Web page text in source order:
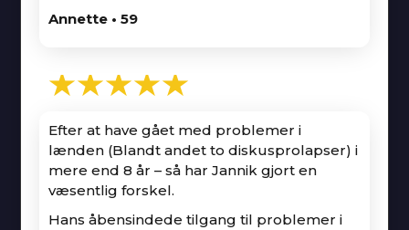
Annette • 59
★★★★★
Efter at have gået med problemer i
lænden (Blandt andet to diskusprolapser) i
mere end 8 år – så har Jannik gjort en
væsentlig forskel.
Hans åbensindede tilgang til problemer i